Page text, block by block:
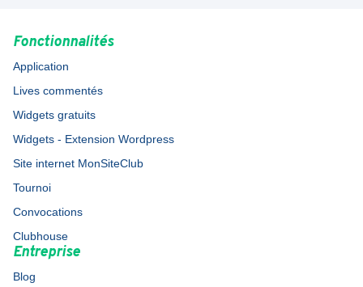
Fonctionnalités
Application
Lives commentés
Widgets gratuits
Widgets - Extension Wordpress
Site internet MonSiteClub
Tournoi
Convocations
Clubhouse
Entreprise
Blog